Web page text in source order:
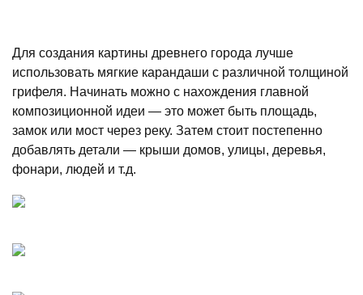
Для создания картины древнего города лучше
использовать мягкие карандаши с различной толщиной
грифеля. Начинать можно с нахождения главной
композиционной идеи — это может быть площадь,
замок или мост через реку. Затем стоит постепенно
добавлять детали — крыши домов, улицы, деревья,
фонари, людей и т.д.